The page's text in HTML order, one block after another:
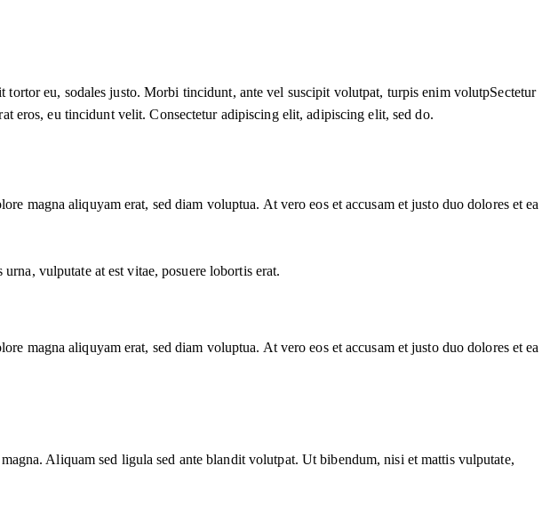
eu, sodales justo. Morbi tincidunt, ante vel suscipit volutpat, turpis enim volutpSectetur
eros, eu tincidunt velit. Consectetur adipiscing elit, adipiscing elit, sed do.
magna aliquyam erat, sed diam voluptua. At vero eos et accusam et justo duo dolores et ea
vulputate at est vitae, posuere lobortis erat.
magna aliquyam erat, sed diam voluptua. At vero eos et accusam et justo duo dolores et ea
Aliquam sed ligula sed ante blandit volutpat. Ut bibendum, nisi et mattis vulputate,